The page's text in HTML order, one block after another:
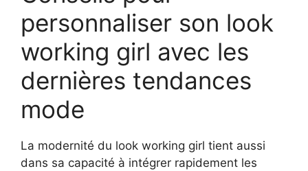
personnaliser son look
working girl avec les
dernières tendances
mode
La modernité du look working girl tient aussi
dans sa capacité à intégrer rapidement les